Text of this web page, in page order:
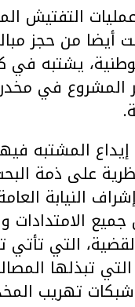
التفتيش
أيضا من حجز
يشتبه في
المشروع في
إيداع المشتبه
على ذمة
النيابة
الامتدادات
التي تأتي
تبذلها
تهريب